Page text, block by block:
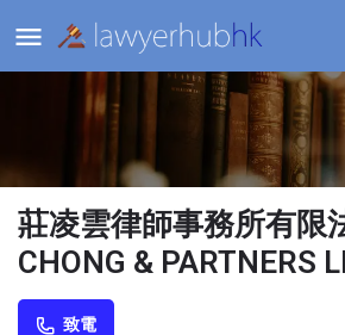
莊凌雲律師事務所有限
CHONG & PARTNERS
致電